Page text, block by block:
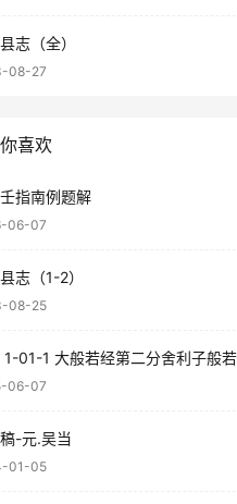
志（全）
08-27
喜欢
指南例题解
06-07
志（1-2）
08-25
1-01-1 大般若经第二分舍利子般若
06-07
-元.吴当
01-05